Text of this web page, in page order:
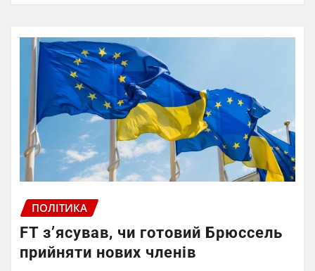
ПОЛІТИКА
FT зʼясував, чи готовий Брюссель
прийняти нових членів